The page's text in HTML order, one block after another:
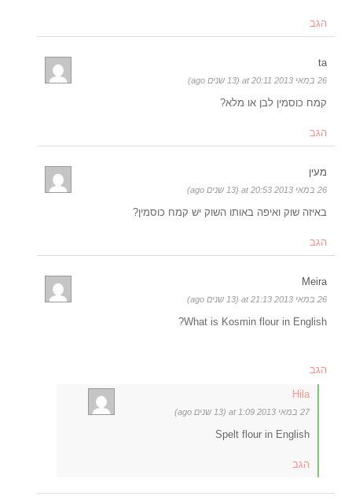
הגב
ta
26 במאי 2013 at 20:11 (13 שנים ago)
קמח כוסמין לבן או מלא?
הגב
מעין
26 במאי 2013 at 20:53 (13 שנים ago)
באיזה שוק ואיפה באותו השוק יש קמח כוסמין?
הגב
Meira
26 במאי 2013 at 21:13 (13 שנים ago)
What is Kosmin flour in English?
הגב
Hila
27 במאי 2013 at 1:09 (13 שנים ago)
Spelt flour in English
הגב